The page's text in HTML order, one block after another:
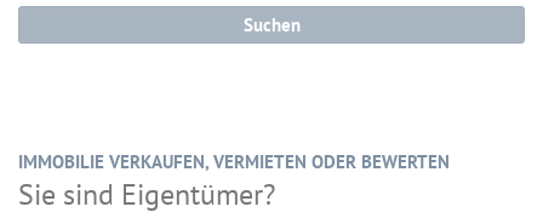
Suchen
IMMOBILIE VERKAUFEN, VERMIETEN ODER BEWERTEN
Sie sind Eigentümer?